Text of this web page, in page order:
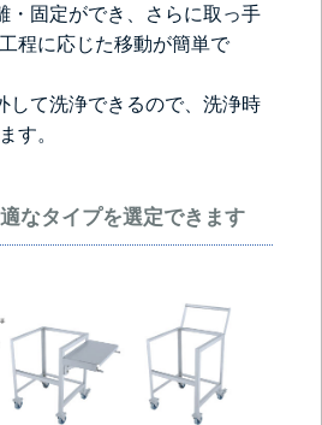
・固定ができ、さらに取っ手
程に応じた移動が簡単で
して洗浄できるので、洗浄時
す。
なタイプを選定できます